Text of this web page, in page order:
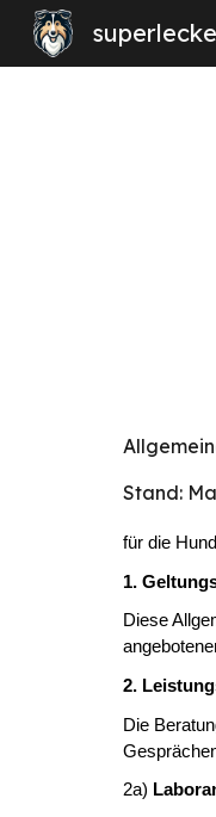
Stand:
für die
1.
Diese
2.
Die
2a)